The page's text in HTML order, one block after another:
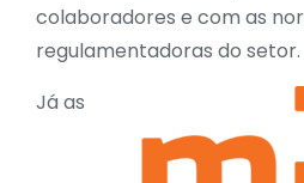
colaboradores e com as
regulamentadoras do setor.
Já as